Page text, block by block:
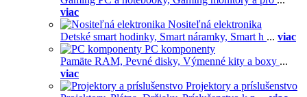
viac
Nositeľná elektronika
Detské smart hodinky, Smart náramky, Smart h ... viac
PC komponenty
Pamäte RAM, Pevné disky, Výmenné kity a boxy ...
viac
Projektory a príslušenstvo